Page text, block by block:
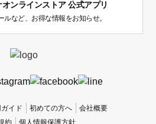
ンラインストア 公式アプリ
ルなど、お得な情報をお知らせ。
イド 初めての方へ
会社概要
約
個人情報保護方針